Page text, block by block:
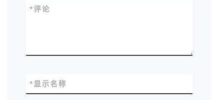
评论
*
显示名称
*